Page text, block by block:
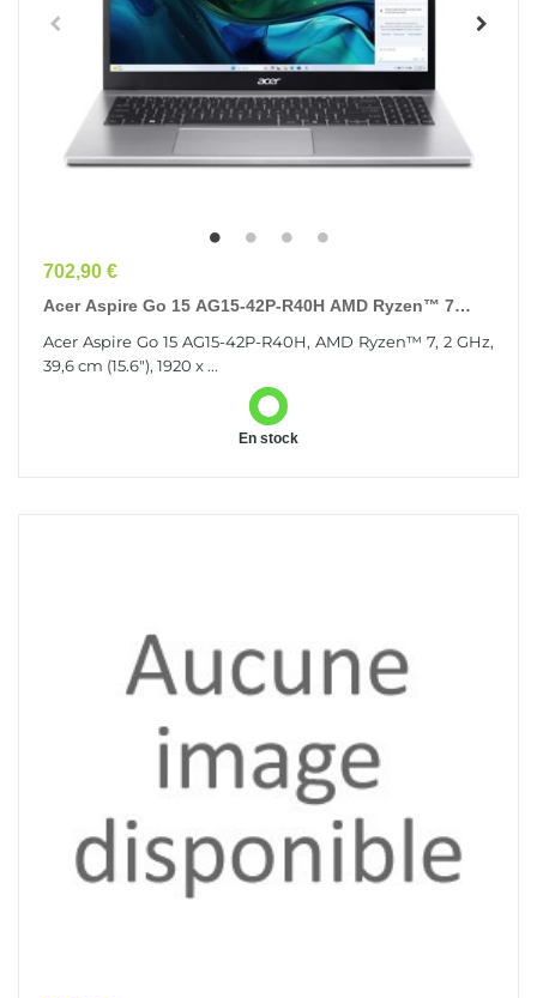
Prix
702,90 €
Acer Aspire Go 15 AG15-42P-R40H AMD Ryzen™ 7
Acer Aspire Go 15 AG15-42P-R40H, AMD Ryzen™ 7, 2 GHz,
39,6 cm (15.6"), 1920 x ...
En stock